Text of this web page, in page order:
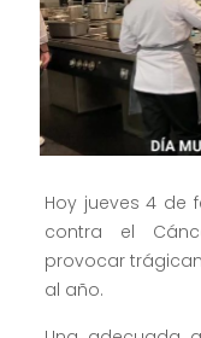
Hoy jueves 4 de
contra el
provocar
al año.